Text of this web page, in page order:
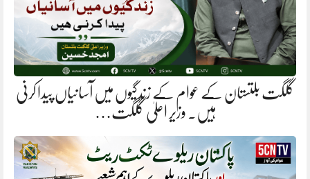
گلگت بلتستان کے عوام کے زندگیوں میں آسانیاں پیدا کرنی
ہیں. وزیر اعلیٰ گلگت…